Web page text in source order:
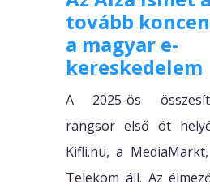
tovább
a magyar e-
kereskedelem
A 2025-ös
rangsor első öt
Kifli.hu, a
Telekom áll. Az